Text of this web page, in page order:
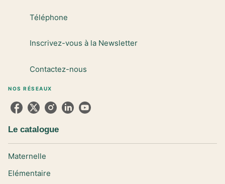
Téléphone
Inscrivez-vous à la Newsletter
Contactez-nous
NOS RÉSEAUX
Le catalogue
Maternelle
Elémentaire